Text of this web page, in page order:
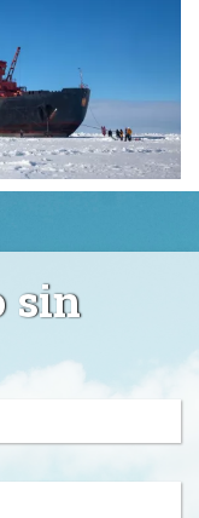
sin